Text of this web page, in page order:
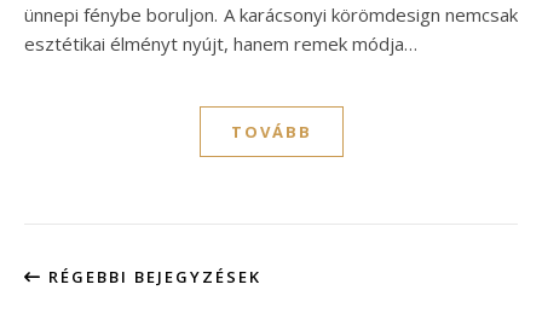
ünnepi fénybe boruljon. A karácsonyi körömdesign nemcsak
esztétikai élményt nyújt, hanem remek módja…
TOVÁBB
RÉGEBBI BEJEGYZÉSEK